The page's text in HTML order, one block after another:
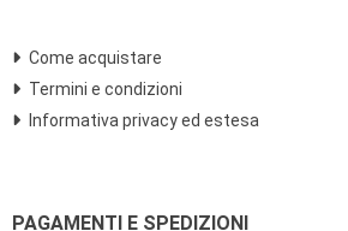
Come acquistare
Termini e condizioni
Informativa privacy ed estesa
PAGAMENTI E SPEDIZIONI